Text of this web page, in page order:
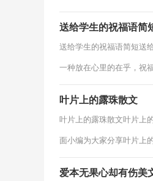
送给学生的祝福语简
送给学生的祝福语简短送
一种放在心里的在乎，祝
叶片上的露珠散文
叶片上的露珠散文叶片上
面小编为大家分享叶片上
爱本无果心却有伤美